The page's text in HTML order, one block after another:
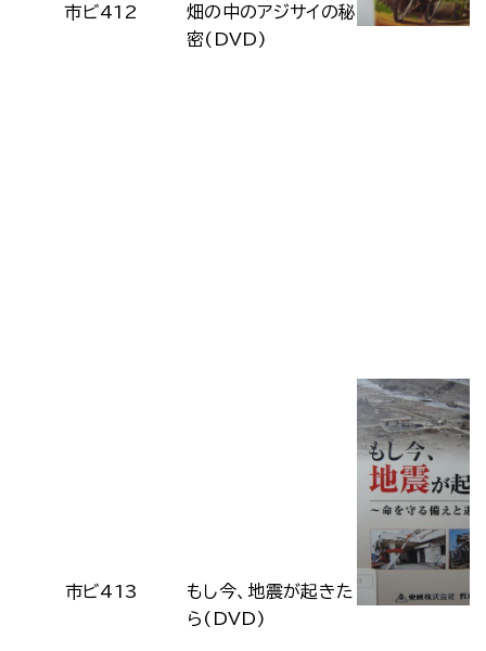
市ビ412
畑の中のアジサイの秘
密(DVD)
市ビ413
もし今、地震が起きた
ら(DVD)